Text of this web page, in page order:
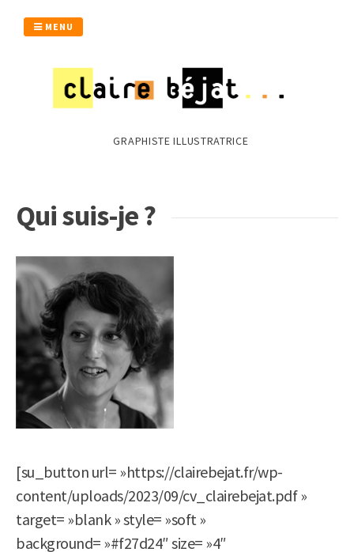
GRAPHISTE ILLUSTRATRICE
MENU
Qui suis-je ?
[su_button url= »https://clairebejat.fr/wp-
content/uploads/2023/09/cv_clairebejat.pdf »
target= »blank » style= »soft »
background= »#f27d24″ size= »4″